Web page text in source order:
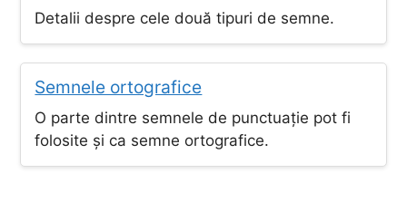
Detalii despre cele două tipuri de semne.
Semnele ortografice
O parte dintre semnele de punctuație pot fi
folosite și ca semne ortografice.